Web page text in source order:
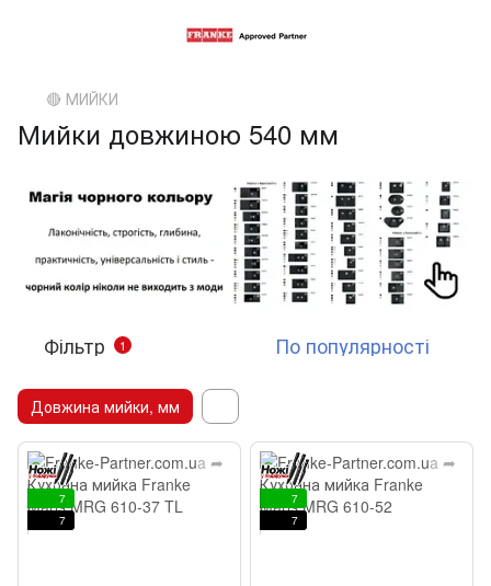
🔴 МИЙКИ
Мийки довжиною 540 мм
Фільтр 1 По популярності
Довжина мийки, мм
7
7
7
7